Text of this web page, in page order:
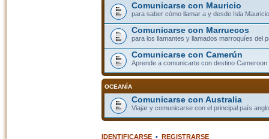
Comunicarse con Mauricio
para saber cómo llamar a y desde Isla
Comunicarse con Marruecos
para los llamantes y llamados marroquíes del
Comunicarse con Camerún
Aprende a comunicarte con destino Cameroon
OCEANÍA
Comunicarse con Australia
Viajar y comunicarse con el principal país
IDENTIFICARSE• REGISTRARSE